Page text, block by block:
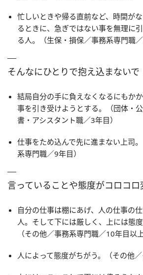
忙しいときや帰る直前など、時間が
るときに、急ぎではない事を無理に
る人。（生保・損保／事務系専門職／
そんなにひとりで抱え込まないで
結局自分の手に負えなくなるにもか
事を引き受けようとする。（団体・
書・アシスタント職／3年目）
仕事をため込んで先に進まない上司
系専門職／9年目）
言っていることや態度がコロコロ
自分の仕事は棚にあげ、人の仕事の
人。そして下には厳しく、上には態
（その他／事務系専門職／10年目以上
人によって態度がちがう。（その他／